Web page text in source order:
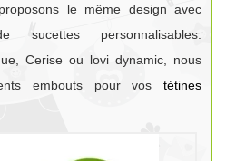
le même design avec
sucettes personnalisables.
Cerise ou lovi dynamic, nous
embouts pour vos tétines